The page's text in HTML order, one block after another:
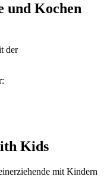
und Kochen
der
Kids
mit Kindern